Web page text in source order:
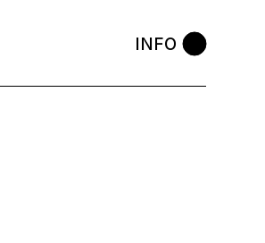
INFO